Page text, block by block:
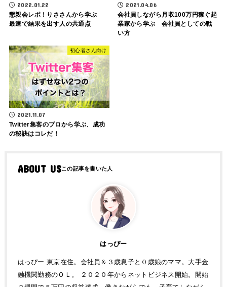
2022.01.22
懇親会レポ！りささんから学ぶ
最速で結果を出す人の共通点
2021.04.06
会社員しながら月収100万円稼ぐ起
業家から学ぶ 会社員としての戦
い方
初心者さん向け
2021.11.07
Twitter集客のプロから学ぶ、成功
の秘訣はコレだ！
ABOUT US
はっぴー
はっぴー 東京在住。会社員＆３歳息子と０歳娘のママ。大手金
融機関勤務のＯＬ。 ２０２０年からネットビジネス開始。開始